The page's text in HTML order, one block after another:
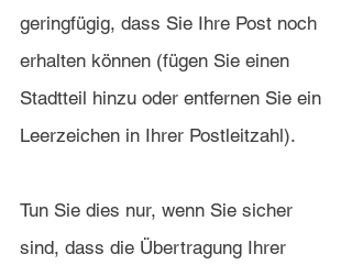
geringfügig, dass Sie Ihre Post noch
erhalten können (fügen Sie einen
Stadtteil hinzu oder entfernen Sie ein
Leerzeichen in Ihrer Postleitzahl).
Tun Sie dies nur, wenn Sie sicher
sind, dass die Übertragung Ihrer